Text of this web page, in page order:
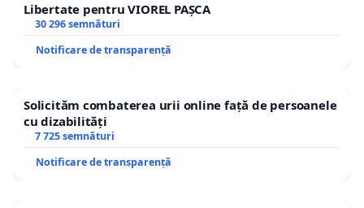
Libertate pentru VIOREL PAȘCA
30 296 semnături
Notificare de transparență
Solicităm combaterea urii online față de persoanele
cu dizabilități
7 725 semnături
Notificare de transparență